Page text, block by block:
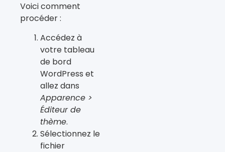
Voici comment
procéder :
Accédez à
votre tableau
de bord
WordPress et
allez dans
Apparence >
Éditeur de
thème.
Sélectionnez le
fichier